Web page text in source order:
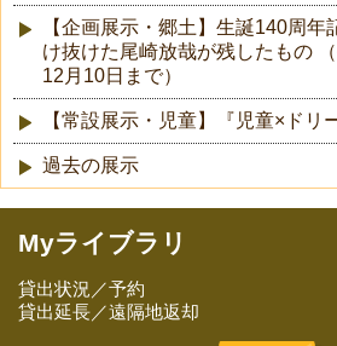
【企画展示・郷土】生誕140周
け抜けた尾崎放哉が残したもの
12月10日まで）
【常設展示・児童】『児童×ドリ
過去の展示
Myライブラリ
貸出状況／予約
貸出延長／遠隔地返却